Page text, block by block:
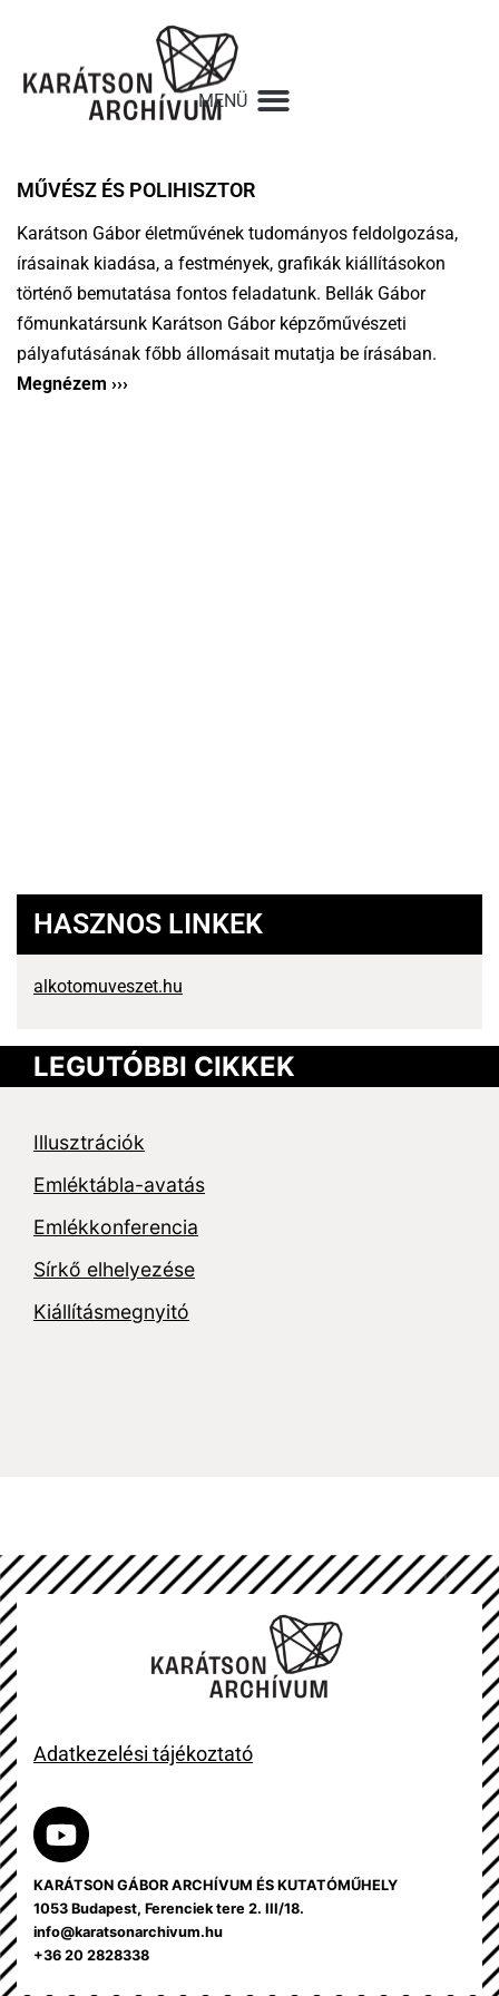
MŰVÉSZ ÉS POLIHISZTOR
Karátson Gábor életművének tudományos feldolgozása,
írásainak kiadása, a festmények, grafikák kiállításokon
történő bemutatása fontos feladatunk. Bellák Gábor
főmunkatársunk Karátson Gábor képzőművészeti
pályafutásának főbb állomásait mutatja be írásában.
Megnézem ›››
HASZNOS LINKEK
alkotomuveszet.hu
LEGUTÓBBI CIKKEK
Illusztrációk
Emléktábla-avatás
Emlékkonferencia
Sírkő elhelyezése
Kiállításmegnyitó
Adatkezelési tájékoztató
KARÁTSON GÁBOR ARCHÍVUM ÉS KUTATÓMŰHELY
1053 Budapest, Ferenciek tere 2. III/18.
info@karatsonarchivum.hu
+36 20 2828338